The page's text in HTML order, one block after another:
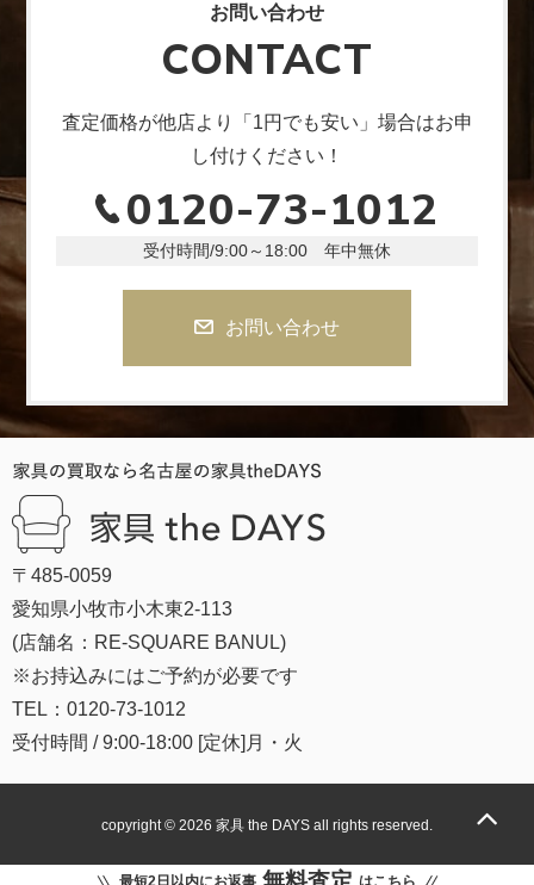
お問い合わせ
CONTACT
査定価格が他店より「1円でも安い」場合はお申
し付けください！
0120-73-1012
受付時間/9:00～18:00 年中無休
お問い合わせ
〒485-0059
愛知県小牧市小木東2-113
(店舗名：RE-SQUARE BANUL)
※お持込みにはご予約が必要です
TEL：0120-73-1012
受付時間 / 9:00-18:00 [定休]月・火
copyright © 2026 家具 the DAYS all rights reserved.
最短2日以内にお返事 はこちら